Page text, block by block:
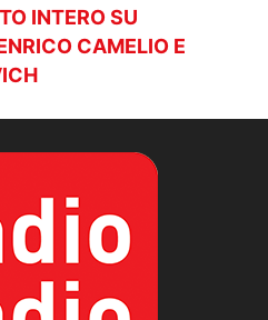
INTERO SU
CAMELIO E